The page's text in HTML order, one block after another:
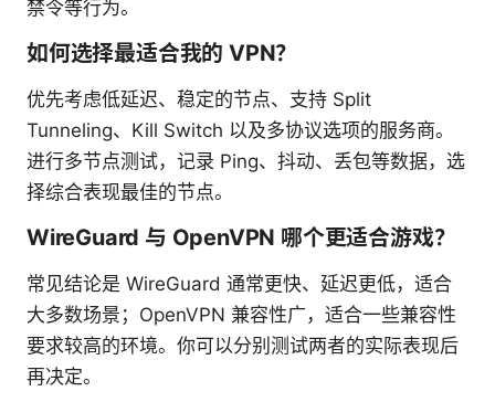
禁令等行为。
如何选择最适合我的 VPN？
优先考虑低延迟、稳定的节点、支持 Split
Tunneling、Kill Switch 以及多协议选项的服务商。
进行多节点测试，记录 Ping、抖动、丢包等数据，选
择综合表现最佳的节点。
WireGuard 与 OpenVPN 哪个更适合游戏？
常见结论是 WireGuard 通常更快、延迟更低，适合
大多数场景；OpenVPN 兼容性广，适合一些兼容性
要求较高的环境。你可以分别测试两者的实际表现后
再决定。